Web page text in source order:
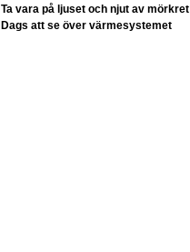
Ta vara på ljuset och njut av mörkret
Dags att se över värmesystemet